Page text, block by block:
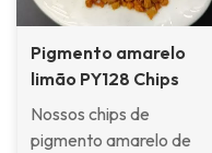
Pigmento amarelo
limão PY128 Chips
Nossos chips de
pigmento amarelo de